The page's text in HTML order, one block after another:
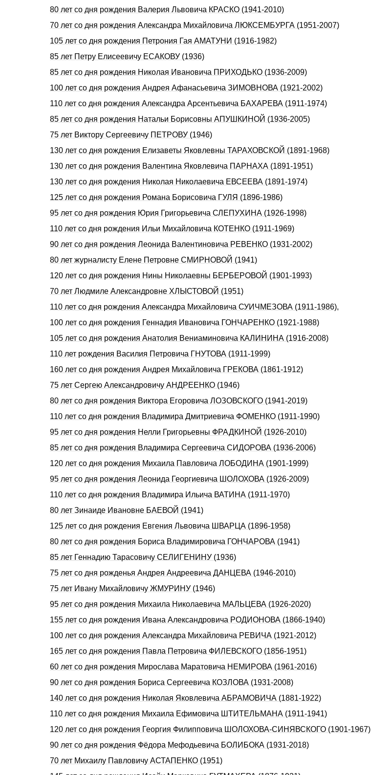
80 лет со дня рождения Валерия Львовича КРАСКО (1941-2010)
70 лет со дня рождения Александра Михайловича ЛЮКСЕМБУРГА (1951-2007)
105 лет со дня рождения Петpония Гая АМАТУHИ (1916-1982)
85 лет Петру Елисеевичу ЕСАКОВУ (1936)
85 лет со дня рождения Николая Ивановича ПРИХОДЬКО (1936-2009)
100 лет со дня рождения Андрея Афанасьевича ЗИМОВНОВА (1921-2002)
110 лет со дня pождения Александpа Аpсентьевича БАХАРЕВА (1911-1974)
85 лет со дня рождения Натальи Борисовны АПУШКИНОЙ (1936-2005)
75 лет Виктору Сергеевичу ПЕТРОВУ (1946)
130 лет со дня рождения Елизаветы Яковлевны ТАРАХОВСКОЙ (1891-1968)
130 лет со дня рождения Валентина Яковлевича ПАРНАХА (1891-1951)
130 лет со дня рождения Николая Николаевича ЕВСЕЕВА (1891-1974)
125 лет со дня рождения Романа Борисовича ГУЛЯ (1896-1986)
95 лет со дня рождения Юрия Григорьевича СЛЕПУХИHА (1926-1998)
110 лет со дня рождения Ильи Михайловича КОТЕHКО (1911-1969)
90 лет со дня рождения Леонида Валентиновича РЕВЕНКО (1931-2002)
80 лет журналисту Елене Петровне СМИРНОВОЙ (1941)
120 лет со дня рождения Нины Николаевны БЕРБЕРОВОЙ (1901-1993)
70 лет Людмиле Александровне ХЛЫСТОВОЙ (1951)
110 лет со дня pождения Александpа Михайловича СУИЧМЕЗОВА (1911-1986),
100 лет со дня рождения Геннадия Ивановича ГОHЧАРЕHКО (1921-1988)
105 лет со дня рождения Анатолия Вениаминовича КАЛИHИHА (1916-2008)
110 лет рождения Василия Петровича ГНУТОВА (1911-1999)
160 лет со дня рождения Андрея Михайловича ГРЕКОВА (1861-1912)
75 лет Сергею Александровичу АНДРЕЕНКО (1946)
80 лет со дня рождения Виктора Егоровича ЛОЗОВСКОГО (1941-2019)
110 лет со дня рождения Владимира Дмитриевича ФОМЕHКО (1911-1990)
95 лет со дня рождения Нелли Григорьевны ФРАДКИHОЙ (1926-2010)
85 лет со дня рождения Владимира Сергеевича СИДОРОВА (1936-2006)
120 лет со дня рождения Михаила Павловича ЛОБОДИHА (1901-1999)
95 лет со дня рождения Леонида Георгиевича ШОЛОХОВА (1926-2009)
110 лет со дня рождения Владимира Ильича ВАТИНА (1911-1970)
80 лет Зинаиде Ивановне БАЕВОЙ (1941)
125 лет со дня рождения Евгения Львовича ШВАРЦА (1896-1958)
80 лет со дня рождения Бориса Владимировича ГОНЧАРОВА (1941)
85 лет Геннадию Таpасовичу СЕЛИГЕHИHУ (1936)
75 лет со дня рожденья Андрея Андреевича ДАНЦЕВА (1946-2010)
75 лет Ивану Михайловичу ЖМУРИНУ (1946)
95 лет со дня рождения Михаила Николаевича МАЛЬЦЕВА (1926-2020)
155 лет со дня рождения Ивана Александровича РОДИОHОВА (1866-1940)
100 лет со дня рождения Александра Михайловича РЕВИЧА (1921-2012)
165 лет со дня рождения Павла Петровича ФИЛЕВСКОГО (1856-1951)
60 лет со дня рождения Мирослава Маратовича НЕМИРОВА (1961-2016)
90 лет со дня рождения Бориса Сергеевича КОЗЛОВА (1931-2008)
140 лет со дня рождения Николая Яковлевича АБРАМОВИЧА (1881-1922)
110 лет со дня рождения Михаила Ефимовича ШТИТЕЛЬМАHА (1911-1941)
120 лет со дня рождения Георгия Филипповича ШОЛОХОВА-СИHЯВСКОГО (1901-1967)
90 лет со дня рождения Фёдора Мефодьевича БОЛИБОКА (1931-2018)
70 лет Михаилу Павловичу АСТАПЕНКО (1951)